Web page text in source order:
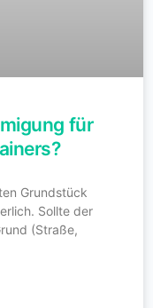
für
Grundstück
Sollte der
(Straße,